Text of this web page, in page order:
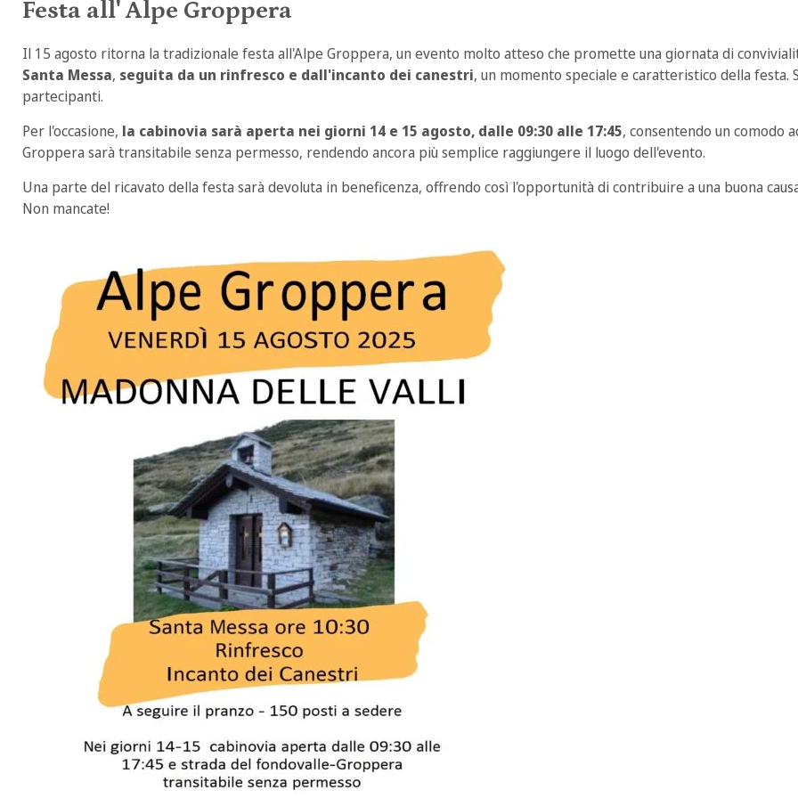
Festa all' Alpe Groppera
Il 15 agosto ritorna la tradizionale festa all'Alpe Groppera, un evento molto atteso che promette una giornata di
Santa Messa, seguita da un rinfresco e dall'incanto dei canestri, un momento speciale e caratteristico della
partecipanti.
Per l'occasione, la cabinovia sarà aperta nei giorni 14 e 15 agosto, dalle 09:30 alle 17:45, consentendo un comodo
Groppera sarà transitabile senza permesso, rendendo ancora più semplice raggiungere il luogo dell'evento.
Una parte del ricavato della festa sarà devoluta in beneficenza, offrendo così l'opportunità di contribuire a una buona
Non mancate!